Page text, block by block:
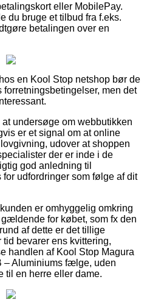
eller MobilePay.
du bruge et tilbud fra f.eks.
betalingen over en
en Kool Stop netshop bør de
men det
undersøge om webbutikken
er et signal om at online
udover at shoppen
der er inde i de
god anledning til
udfordringer som følge af dit
er omhyggelig omkring
for købet, som fx den
af dette er det tillige
bevarer ens kvittering,
handlen af Kool Stop Magura
– Aluminiums fælge, uden
til en herre eller dame.